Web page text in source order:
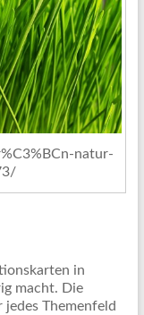
natur-
in
macht. Die
Themenfeld